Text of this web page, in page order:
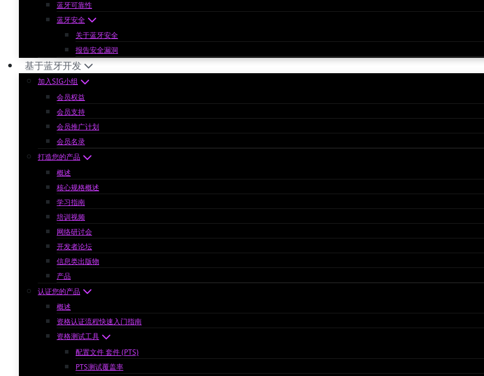
蓝牙可靠性
蓝牙安全
关于蓝牙安全
报告安全漏洞
基于蓝牙开发
加入SIG小组
会员权益
会员支持
会员推广计划
会员名录
打造您的产品
概述
核心规格概述
学习指南
培训视频
网络研讨会
开发者论坛
信息类出版物
产品
认证您的产品
概述
资格认证流程快速入门指南
资格测试工具
配置文件 套件 (PTS)
PTS测试覆盖率